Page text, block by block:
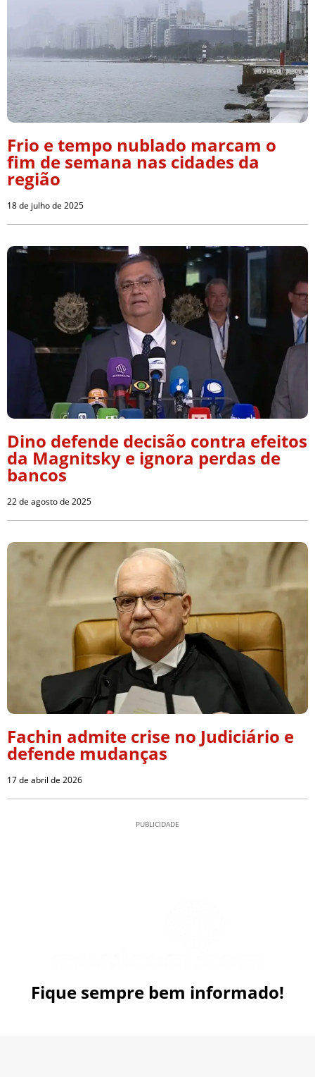
Frio e tempo nublado marcam o
fim de semana nas cidades da
região
18 de julho de 2025
Dino defende decisão contra efeitos
da Magnitsky e ignora perdas de
bancos
22 de agosto de 2025
Fachin admite crise no Judiciário e
defende mudanças
17 de abril de 2026
PUBLICIDADE
Fique sempre bem informado!